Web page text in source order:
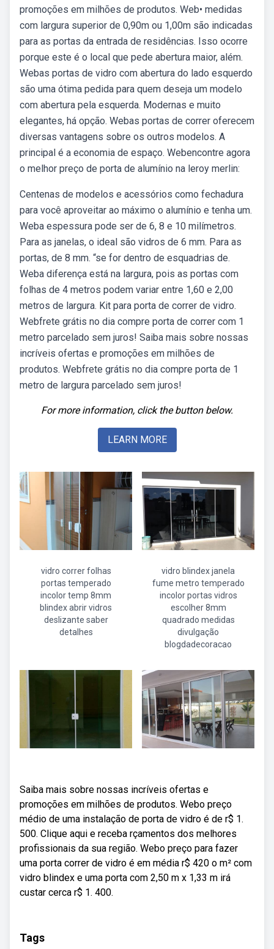
promoções em milhões de produtos. Web• medidas
com largura superior de 0,90m ou 1,00m são indicadas
para as portas da entrada de residências. Isso ocorre
porque este é o local que pede abertura maior, além.
Webas portas de vidro com abertura do lado esquerdo
são uma ótima pedida para quem deseja um modelo
com abertura pela esquerda. Modernas e muito
elegantes, há opção. Webas portas de correr oferecem
diversas vantagens sobre os outros modelos. A
principal é a economia de espaço. Webencontre agora
o melhor preço de porta de alumínio na leroy merlin:
Centenas de modelos e acessórios como fechadura
para você aproveitar ao máximo o alumínio e tenha um.
Weba espessura pode ser de 6, 8 e 10 milímetros.
Para as janelas, o ideal são vidros de 6 mm. Para as
portas, de 8 mm. “se for dentro de esquadrias de.
Weba diferença está na largura, pois as portas com
folhas de 4 metros podem variar entre 1,60 e 2,00
metros de largura. Kit para porta de correr de vidro.
Webfrete grátis no dia compre porta de correr com 1
metro parcelado sem juros! Saiba mais sobre nossas
incríveis ofertas e promoções em milhões de
produtos. Webfrete grátis no dia compre porta de 1
metro de largura parcelado sem juros!
For more information, click the button below.
LEARN MORE
vidro correr folhas
portas temperado
incolor temp 8mm
blindex abrir vidros
deslizante saber
detalhes
vidro blindex janela
fume metro temperado
incolor portas vidros
escolher 8mm
quadrado medidas
divulgação
blogdadecoracao
Saiba mais sobre nossas incríveis ofertas e
promoções em milhões de produtos. Webo preço
médio de uma instalação de porta de vidro é de r$ 1.
500. Clique aqui e receba rçamentos dos melhores
profissionais da sua região. Webo preço para fazer
uma porta correr de vidro é em média r$ 420 o m² com
vidro blindex e uma porta com 2,50 m x 1,33 m irá
custar cerca r$ 1. 400.
Tags